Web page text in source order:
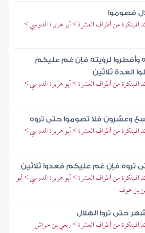
فصوموا
المبتكرة من أطراف العشرة > أبو هريرة الدوسي >
وأفطروا لرؤيته فإن غم عليكم
العدة ثلاثين
المبتكرة من أطراف العشرة > أبو هريرة الدوسي >
وعشرون فلا تصوموا حتى تروه
المبتكرة من أطراف العشرة > أبو هريرة الدوسي >
تروه فإن غم عليكم فعدوا ثلاثين
المبتكرة من أطراف العشرة > أبو هريرة الدوسي > أبو
بن عوف
حتى تروا الهلال
المبتكرة من أطراف العشرة > ربعي بن حراش